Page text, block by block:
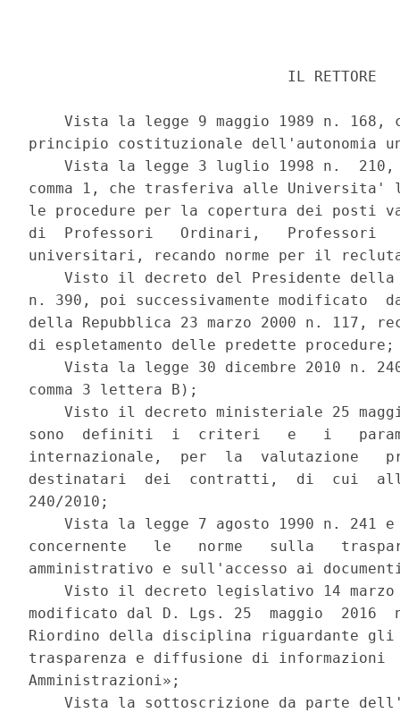
                             IL RETTORE
Vista la legge 9 maggio 1989 n. 168,
principio costituzionale dell'autonomia
Vista la legge 3 luglio 1998 n.
comma 1, che trasferiva alle Universita'
le procedure per la copertura dei posti
di  Professori   Ordinari,   Professori
universitari, recando norme per il
Visto il decreto del Presidente
n. 390, poi successivamente modificato
della Repubblica 23 marzo 2000 n. 117,
di espletamento delle predette
Vista la legge 30 dicembre 2010 n.
comma 3 lettera B);
Visto il decreto ministeriale 25
sono  definiti  i  criteri   e   i
internazionale,  per  la  valutazione
destinatari  dei  contratti,  di  cui
240/2010;
Vista la legge 7 agosto 1990 n. 241
concernente   le   norme   sulla
amministrativo e sull'accesso ai
Visto il decreto legislativo 14
modificato dal D. Lgs. 25  maggio
Riordino della disciplina riguardante
trasparenza e diffusione di
Amministrazioni»;
Vista la sottoscrizione da parte